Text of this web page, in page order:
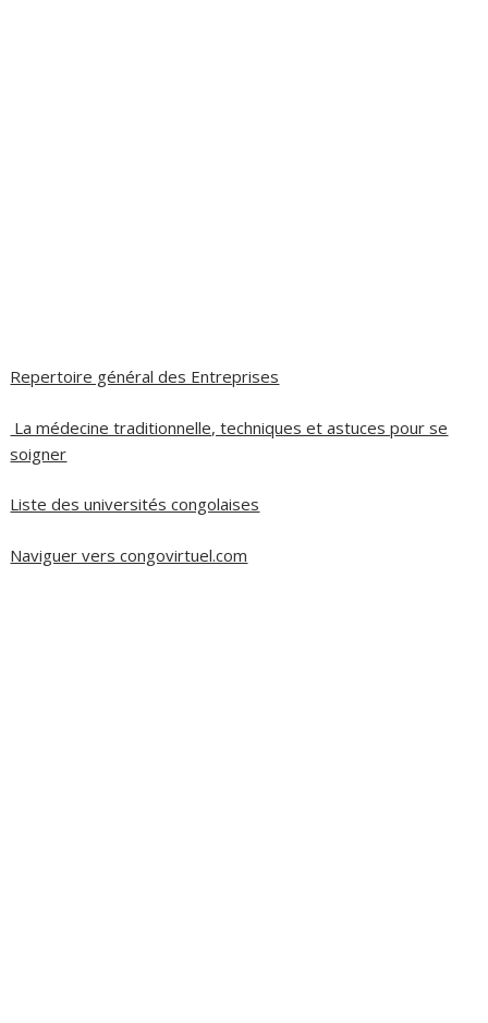
Repertoire général des Entreprises
La médecine traditionnelle, techniques et astuces pour se
soigner
Liste des universités congolaises
Naviguer vers congovirtuel.com